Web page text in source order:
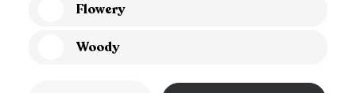
Flowery
Woody